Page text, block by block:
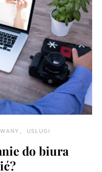
USŁUGI
do biura